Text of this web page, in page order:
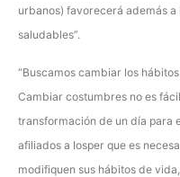
urbanos) favorecerá además
saludables”.
“Buscamos cambiar los
Cambiar costumbres no es
transformación de un día para
afiliados a Iosper que es
modifiquen sus hábitos de